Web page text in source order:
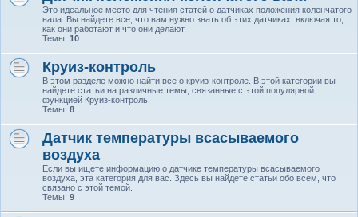
Это идеальное место для чтения статей о датчиках положения коленчатого
вала. Вы найдете все, что вам нужно знать об этих датчиках, включая то,
как они работают и что они делают.
Темы: 10
Круиз-контроль
В этом разделе можно найти все о круиз-контроле. В этой категории вы
найдете статьи на различные темы, связанные с этой популярной
функцией Круиз-контроль.
Темы: 8
Датчик температуры всасываемого
воздуха
Если вы ищете информацию о датчике температуры всасываемого
воздуха, эта категория для вас. Здесь вы найдете статьи обо всем, что
связано с этой темой.
Темы: 9